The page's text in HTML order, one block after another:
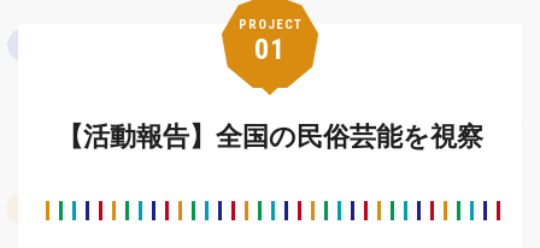
PROJECT
01
【活動報告】全国の民俗芸能を視察